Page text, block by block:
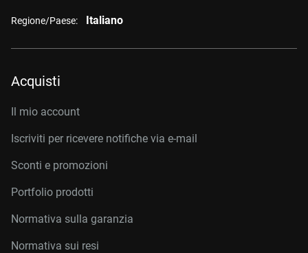
Regione/Paese: Italiano
Acquisti
Il mio account
Iscriviti per ricevere notifiche via e-mail
Sconti e promozioni
Portfolio prodotti
Normativa sulla garanzia
Normativa sui resi